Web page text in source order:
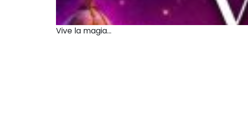
Vive la magia...